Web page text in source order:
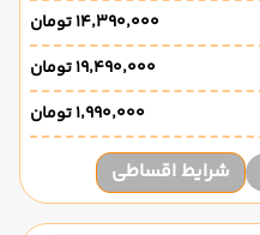
۱۴٬۳۹۰٬۰۰۰ تومان
۱۹٬۴۹۰٬۰۰۰ تومان
۱٬۹۹۰٬۰۰۰ تومان
شرایط اقساطی